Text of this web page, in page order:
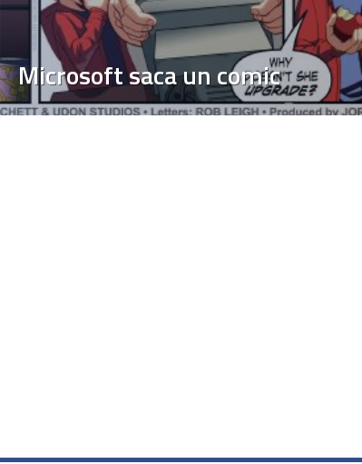
Microsoft saca un comic